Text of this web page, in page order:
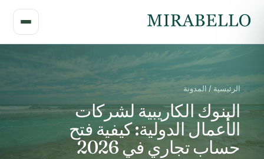
الرئيسية / المدونة
البنوك الكاريبية لشركات
الأعمال الدولية: كيفية فتح
حساب تجاري في 2026